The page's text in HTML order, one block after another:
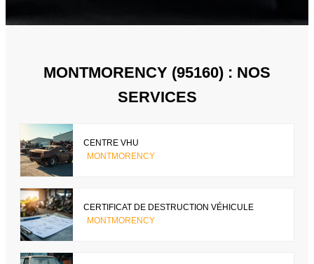
MONTMORENCY (95160) : NOS
SERVICES
CENTRE VHU
MONTMORENCY
CERTIFICAT DE DESTRUCTION VÉHICULE
MONTMORENCY